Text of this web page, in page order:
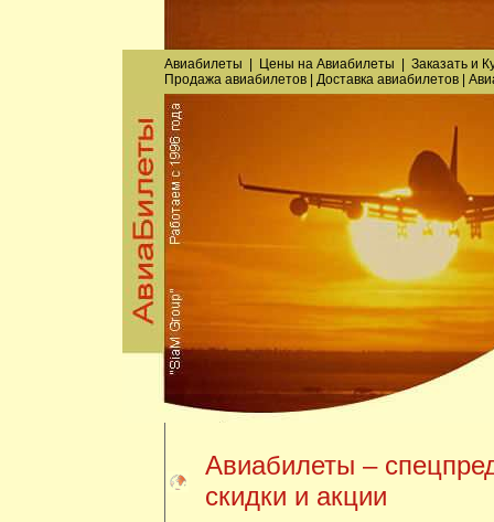
Авиабилеты Цены на Авиабилеты Заказатьи
Продажа авиабилетов| Доставка авиабилетов|
Авиабилеты –
скидки и акции